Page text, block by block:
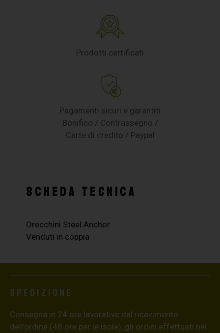
Prodotti certificati
Pagamenti sicuri e garantiti
Bonifico / Contrassegno /
Carte di credito / Paypal
SCHEDA TECNICA
Orecchini Steel Anchor
Venduti in coppia
Spedizione
Consegna in 24 ore lavorative dal ricevimento
dell’ordine (48 ore per le isole), gli ordini effettuati nei